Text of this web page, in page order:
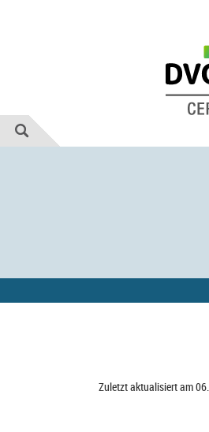
Zuletzt aktualisiert am